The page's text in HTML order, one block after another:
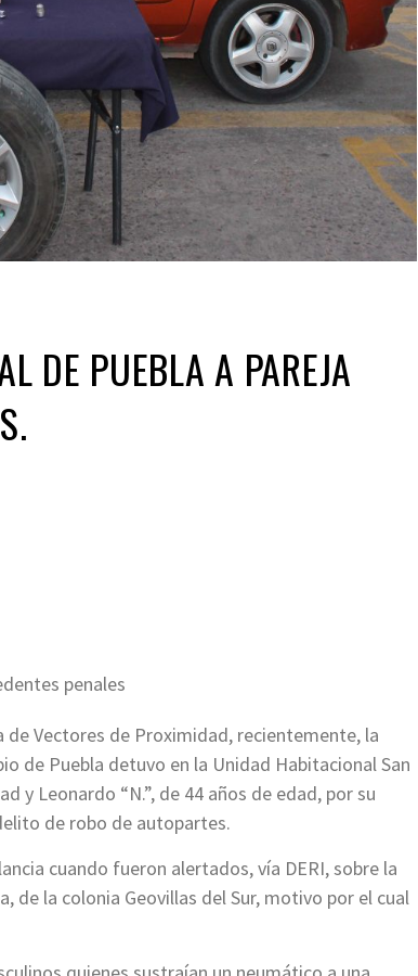
DE PUEBLA A PAREJA
penales
Vectores de Proximidad, recientemente, la
de Puebla detuvo en la Unidad Habitacional San
y Leonardo “N.”, de 44 años de edad, por su
de robo de autopartes.
cuando fueron alertados, vía DERI, sobre la
de la colonia Geovillas del Sur, motivo por el cual